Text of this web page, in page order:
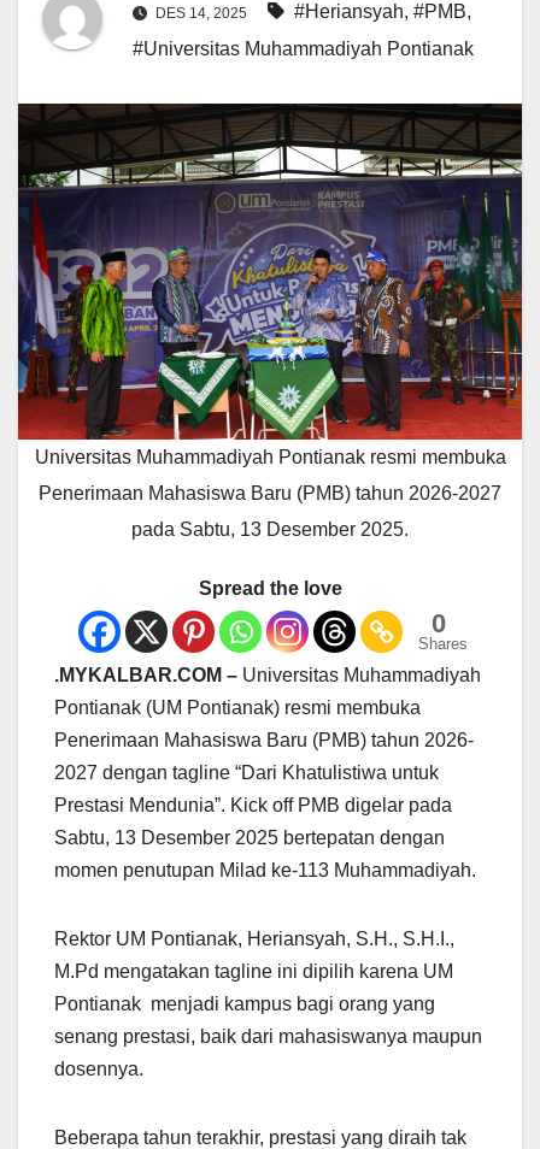
DES 14, 2025 #Heriansyah, #PMB,
#Universitas Muhammadiyah Pontianak
Universitas Muhammadiyah Pontianak resmi membuka
Penerimaan Mahasiswa Baru (PMB) tahun 2026-2027
pada Sabtu, 13 Desember 2025.
Spread the love
0
Shares
.MYKALBAR.COM – Universitas Muhammadiyah
Pontianak (UM Pontianak) resmi membuka
Penerimaan Mahasiswa Baru (PMB) tahun 2026-
2027 dengan tagline “Dari Khatulistiwa untuk
Prestasi Mendunia”. Kick off PMB digelar pada
Sabtu, 13 Desember 2025 bertepatan dengan
momen penutupan Milad ke-113 Muhammadiyah.
Rektor UM Pontianak, Heriansyah, S.H., S.H.I.,
M.Pd mengatakan tagline ini dipilih karena UM
Pontianak menjadi kampus bagi orang yang
senang prestasi, baik dari mahasiswanya maupun
dosennya.
Beberapa tahun terakhir, prestasi yang diraih tak